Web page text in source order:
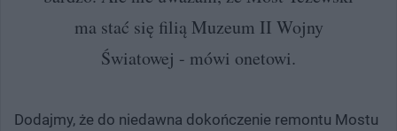
ma stać się filią Muzeum II Wojny
Światowej - mówi onetowi.
Dodajmy, że do niedawna dokończenie remontu Mostu